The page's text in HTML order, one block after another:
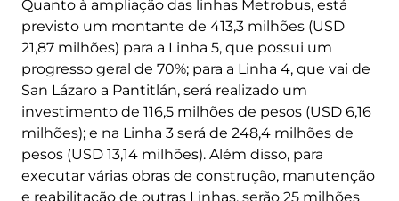
Quanto à ampliação das linhas Metrobus, está
previsto um montante de 413,3 milhões (USD
21,87 milhões) para a Linha 5, que possui um
progresso geral de 70%; para a Linha 4, que vai de
San Lázaro a Pantitlán, será realizado um
investimento de 116,5 milhões de pesos (USD 6,16
milhões); e na Linha 3 será de 248,4 milhões de
pesos (USD 13,14 milhões). Além disso, para
executar várias obras de construção, manutenção
e reabilitação de outras Linhas, serão 25 milhões